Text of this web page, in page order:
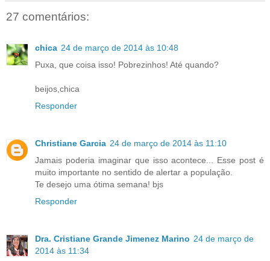
27 comentários:
chica 24 de março de 2014 às 10:48
Puxa, que coisa isso! Pobrezinhos! Até quando?
beijos,chica
Responder
Christiane Garcia 24 de março de 2014 às 11:10
Jamais poderia imaginar que isso acontece... Esse post é
muito importante no sentido de alertar a população.
Te desejo uma ótima semana! bjs
Responder
Dra. Cristiane Grande Jimenez Marino 24 de março de
2014 às 11:34